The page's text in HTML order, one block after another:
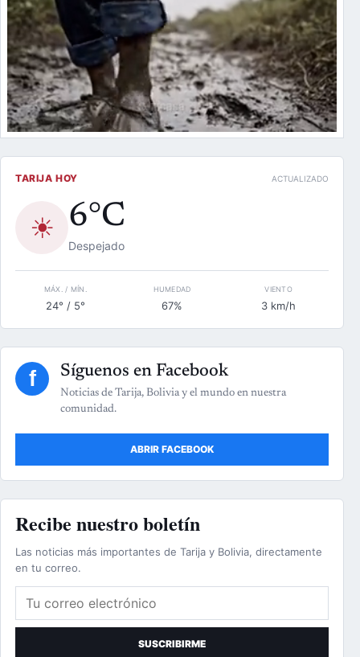
TARIJA HOY ACTUALIZADO
☀ 6°C
Despejado
MÁX. / MÍN.
24° / 5°
HUMEDAD
67%
VIENTO
3 km/h
f Síguenos en Facebook
Noticias de Tarija, Bolivia y el mundo en nuestra
comunidad.
ABRIR FACEBOOK
Recibe nuestro boletín
Las noticias más importantes de Tarija y Bolivia, directamente
en tu correo.
Correo electrónico
SUSCRIBIRME